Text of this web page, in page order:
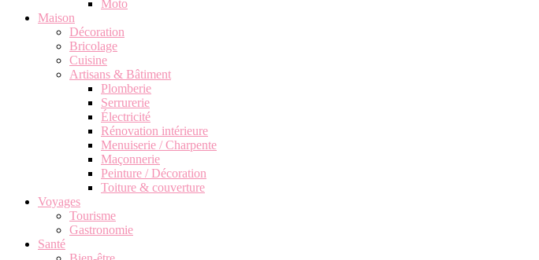
Moto
Maison
Décoration
Bricolage
Cuisine
Artisans & Bâtiment
Plomberie
Serrurerie
Électricité
Rénovation intérieure
Menuiserie / Charpente
Maçonnerie
Peinture / Décoration
Toiture & couverture
Voyages
Tourisme
Gastronomie
Santé